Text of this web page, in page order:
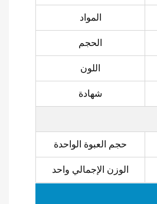
المواد
الحجم
اللون
شهادة
حجم العبوة الواحدة
الوزن الإجمالي واحد